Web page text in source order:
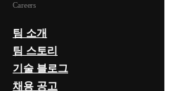
Careers
팀 소개
팀 스토리
기술 블로그
채용 공고